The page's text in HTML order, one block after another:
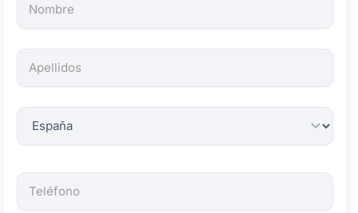
los
son
obligatorios.